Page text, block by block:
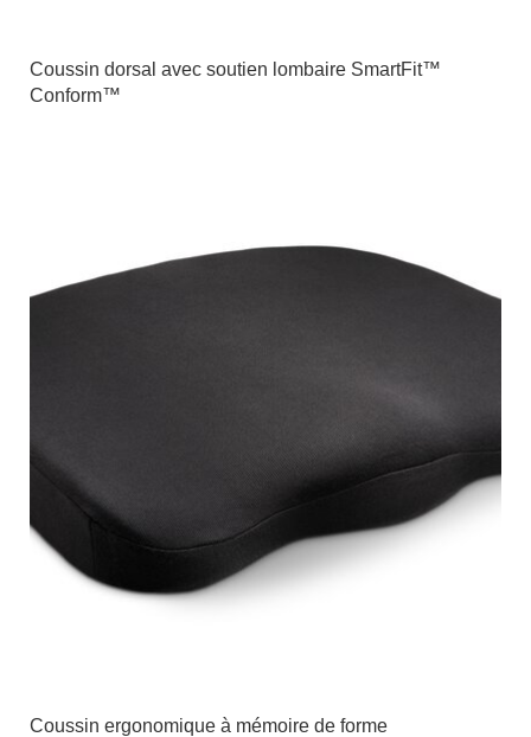
Coussin dorsal avec soutien lombaire SmartFit™
Conform™
Coussin ergonomique à mémoire de forme